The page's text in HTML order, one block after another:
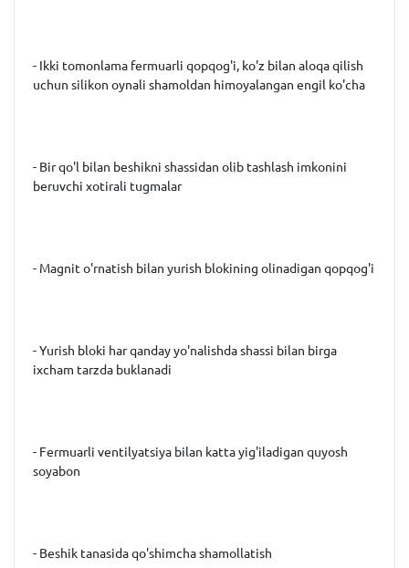
- Ikki tomonlama fermuarli qopqog'i, ko'z bilan aloqa qilish
uchun silikon oynali shamoldan himoyalangan engil ko'cha
- Bir qo'l bilan beshikni shassidan olib tashlash imkonini
beruvchi xotirali tugmalar
- Magnit o'rnatish bilan yurish blokining olinadigan qopqog'i
- Yurish bloki har qanday yo'nalishda shassi bilan birga
ixcham tarzda buklanadi
- Fermuarli ventilyatsiya bilan katta yig'iladigan quyosh
soyabon
- Beshik tanasida qo'shimcha shamollatish